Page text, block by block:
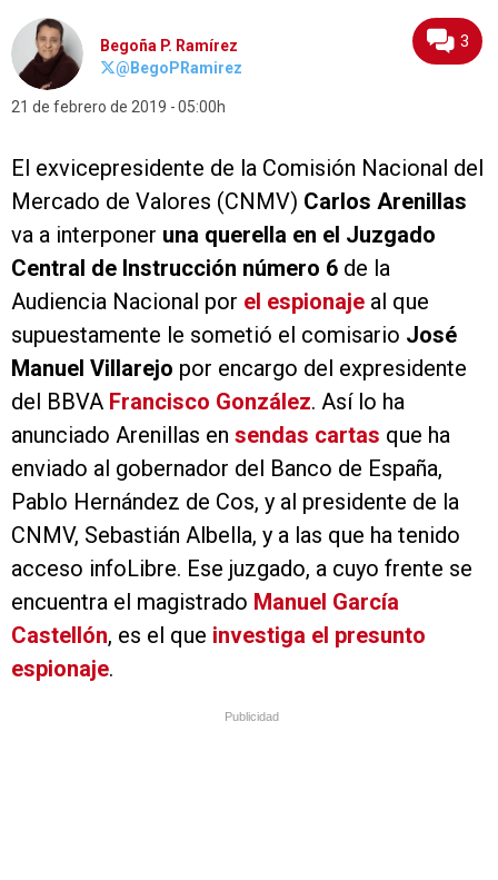
Begoña P. Ramírez
@BegoPRamirez
21 de febrero de 2019 05:00h
3
El exvicepresidente de la Comisión Nacional del
Mercado de Valores (CNMV) Carlos Arenillas
va a interponer una querella en el Juzgado
Central de Instrucción número 6 de la
Audiencia Nacional por el espionaje al que
supuestamente le sometió el comisario José
Manuel Villarejo por encargo del expresidente
del BBVA Francisco González. Así lo ha
anunciado Arenillas en sendas cartas que ha
enviado al gobernador del Banco de España,
Pablo Hernández de Cos, y al presidente de la
CNMV, Sebastián Albella, y a las que ha tenido
acceso infoLibre. Ese juzgado, a cuyo frente se
encuentra el magistrado Manuel García
Castellón, es el que investiga el presunto
espionaje.
Publicidad